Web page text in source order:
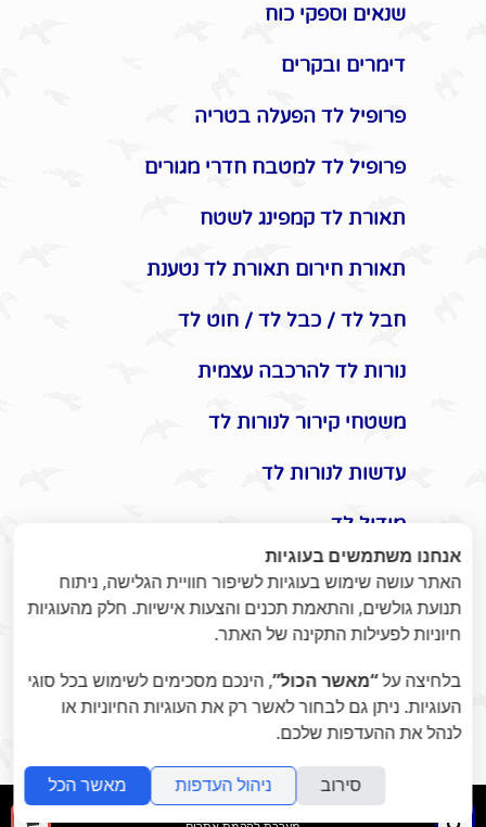
שנאים וספקי כוח
דימרים ובקרים
פרופיל לד הפעלה בטריה
פרופיל לד למטבח חדרי מגורים
תאורת לד קמפינג לשטח
תאורת חירום תאורת לד נטענת
חבל לד / כבל לד / חוט לד
נורות לד להרכבה עצמית
משטחי קירור לנורות לד
עדשות לנורות לד
מודול לד
אביזרים משלימים לתאורת לד
תקעים / שקעים / שעון שבת
מונלד
אומנות היופי בתאורת לד -
ומוצרי נוי לעיצוב הבית / משרד
folyou
אנחנו משתמשים בעוגיות
האתר עושה שימוש בעוגיות לשיפור חוויית הגלישה, ניתוח
תנועת גולשים, והתאמת תכנים והצעות אישיות. חלק מהעוגיות
חיוניות לפעילות התקינה של האתר.
בלחיצה על“מאשר הכול”, הינכם מסכימים לשימוש בכל סוגי
העוגיות. ניתן גם לבחור לאשר רק את העוגיות החיוניות או
לנהל את ההעדפות שלכם.
סירוב ניהול העדפות מאשר הכל